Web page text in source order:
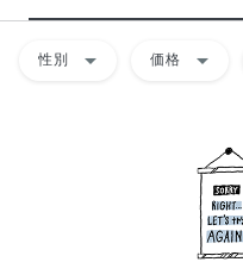
性別 arrow_drop_down 価格 arrow_drop_down